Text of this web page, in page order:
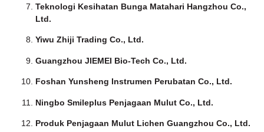
Teknologi Kesihatan Bunga Matahari Hangzhou Co.,
Ltd.
Yiwu Zhiji Trading Co., Ltd.
Guangzhou JIEMEI Bio-Tech Co., Ltd.
Foshan Yunsheng Instrumen Perubatan Co., Ltd.
Ningbo Smileplus Penjagaan Mulut Co., Ltd.
Produk Penjagaan Mulut Lichen Guangzhou Co., Ltd.